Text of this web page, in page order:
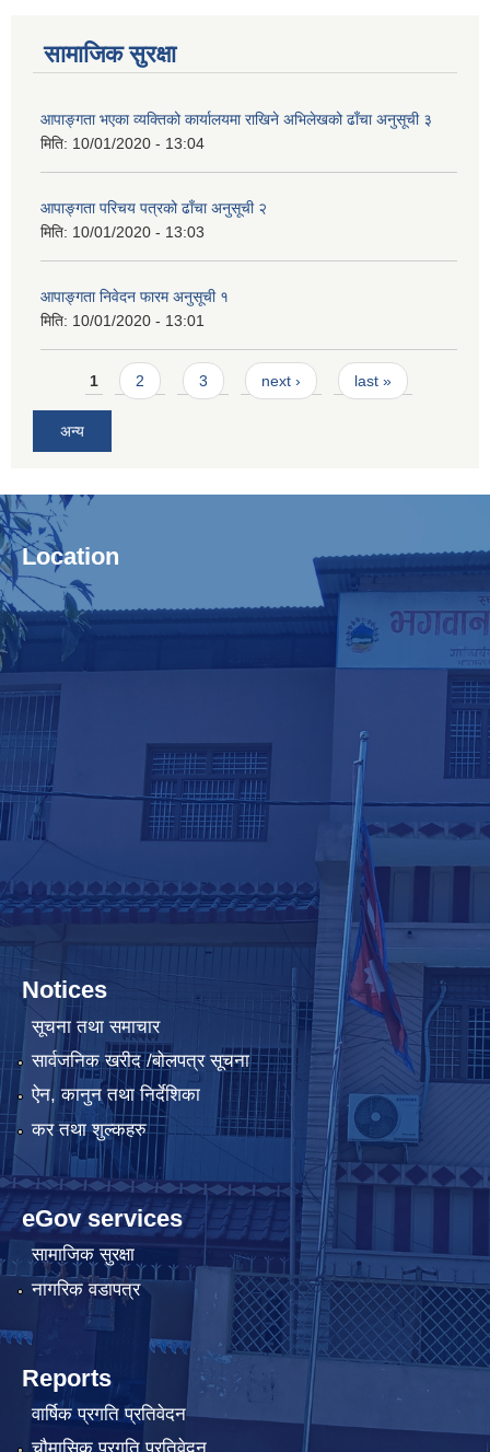
सामाजिक सुरक्षा
आपाङ्गता भएका व्यक्तिको कार्यालयमा राखिने अभिलेखको ढाँचा अनुसूची ३
मिति: 10/01/2020 - 13:04
आपाङ्गता परिचय पत्रको ढाँचा अनुसूची २
मिति: 10/01/2020 - 13:03
आपाङ्गता निवेदन फारम अनुसूची १
मिति: 10/01/2020 - 13:01
Pages
1 2 3 next › last »
अन्य
Location
Notices
सूचना तथा समाचार
सार्वजनिक खरीद /बोलपत्र सूचना
ऐन, कानुन तथा निर्देशिका
कर तथा शुल्कहरु
eGov services
सामाजिक सुरक्षा
नागरिक वडापत्र
Reports
वार्षिक प्रगति प्रतिवेदन